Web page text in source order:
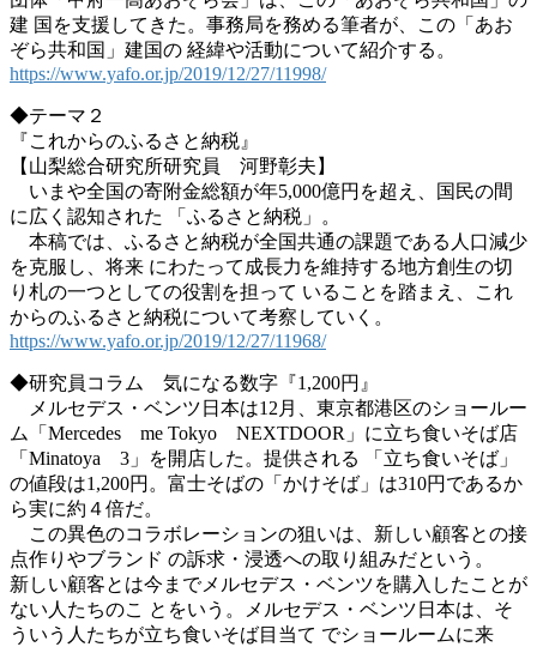
建 国を支援してきた。事務局を務める筆者が、この「あお
ぞら共和国」建国の 経緯や活動について紹介する。
https://www.yafo.or.jp/2019/12/27/11998/
◆テーマ２
『これからのふるさと納税』
【山梨総合研究所研究員 河野彰夫】
いまや全国の寄附金総額が年5,000億円を超え、国民の間
に広く認知された 「ふるさと納税」。
本稿では、ふるさと納税が全国共通の課題である人口減少
を克服し、将来 にわたって成長力を維持する地方創生の切
り札の一つとしての役割を担って いることを踏まえ、これ
からのふるさと納税について考察していく。
https://www.yafo.or.jp/2019/12/27/11968/
◆研究員コラム 気になる数字『1,200円』
メルセデス・ベンツ日本は12月、東京都港区のショールー
ム「Mercedes me Tokyo NEXTDOOR」に立ち食いそば店
「Minatoya 3」を開店した。提供される 「立ち食いそば」
の値段は1,200円。富士そばの「かけそば」は310円であるか
ら実に約４倍だ。
この異色のコラボレーションの狙いは、新しい顧客との接
点作りやブランド の訴求・浸透への取り組みだという。
新しい顧客とは今までメルセデス・ベンツを購入したことが
ない人たちのこ とをいう。メルセデス・ベンツ日本は、そ
ういう人たちが立ち食いそば目当て でショールームに来